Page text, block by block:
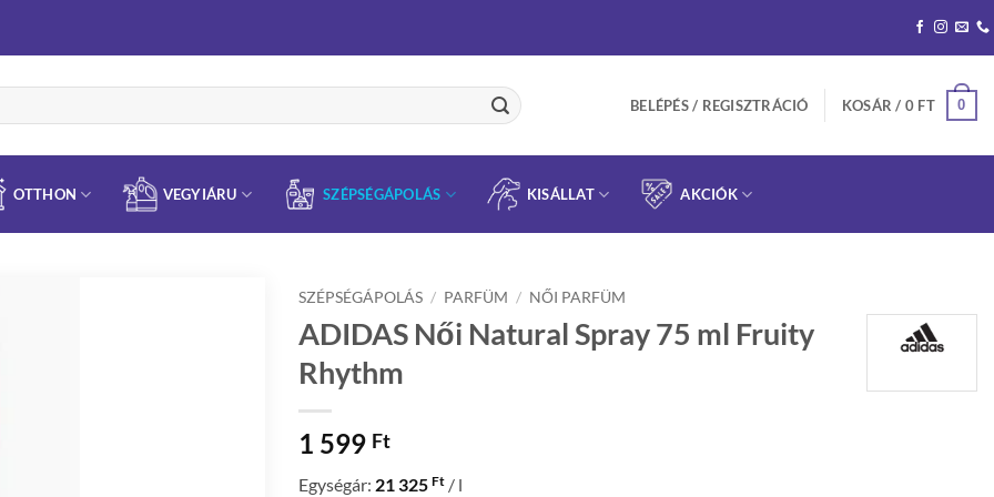
BELÉPÉS / REGISZTRÁCIÓ KOSÁR / 0 FT 0
OTTHON VEGYIÁRU SZÉPSÉGÁPOLÁS KISÁLLAT AKCIÓK
SZÉPSÉGÁPOLÁS / PARFÜM / NŐI PARFÜM
ADIDAS Női Natural Spray 75 ml Fruity
Rhythm
1 599 Ft
Egységár: 21 325 Ft / l